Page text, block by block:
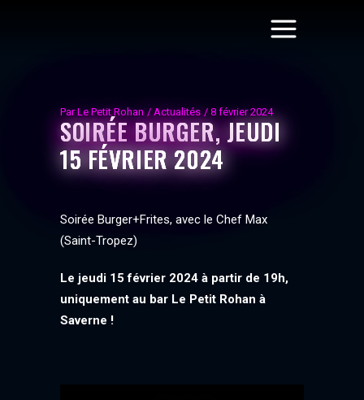
ParLe Petit Rohan Actualités 8 février 2024
SOIRÉE BURGER, JEUDI
15 FÉVRIER 2024
Soirée Burger+Frites, avec le Chef Max
(Saint-Tropez)
Le jeudi 15 février 2024 à partir de 19h,
uniquement au bar Le Petit Rohan à
Saverne !